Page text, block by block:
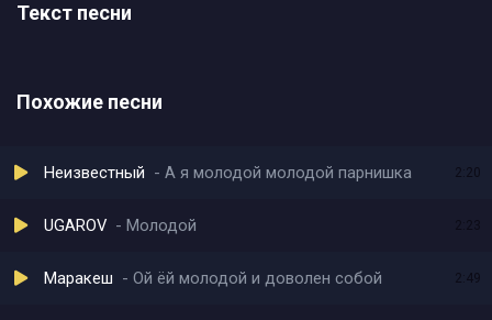
Текст песни
Похожие песни
Неизвестный А я молодой молодой парнишка 2:20
UGAROV Молодой
Маракеш Ой ёй молодой и доволен собой 2:49